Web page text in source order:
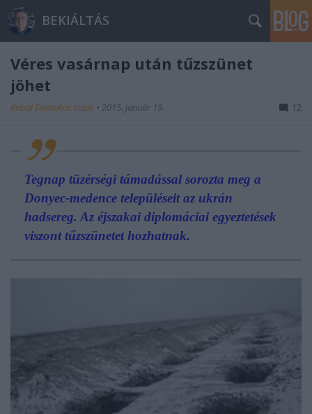
BEKIÁLTÁS
Véres vasárnap után tűzszünet
jöhet
Kabai Domokos Lajos • 2015. január 19. 12
Tegnap tüzérségi támadással sorozta meg a
Donyec-medence településeit az ukrán
hadsereg. Az éjszakai diplomáciai egyeztetések
viszont tűzszünetet hozhatnak.